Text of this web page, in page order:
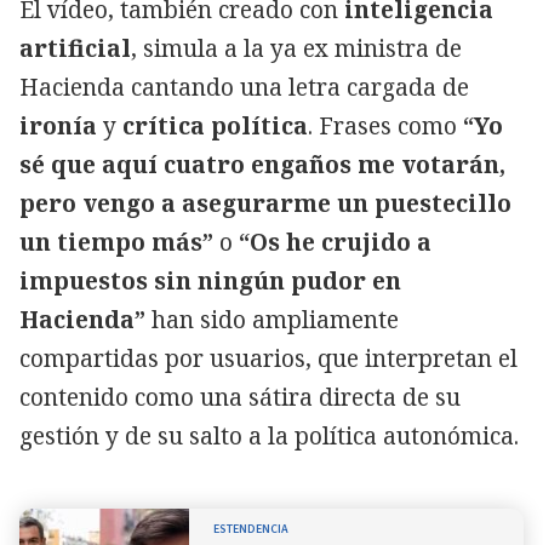
El vídeo, también creado con inteligencia
artificial, simula a la ya ex ministra de
Hacienda cantando una letra cargada de
ironía y crítica política. Frases como “Yo
sé que aquí cuatro engaños me votarán,
pero vengo a asegurarme un puestecillo
un tiempo más” o “Os he crujido a
impuestos sin ningún pudor en
Hacienda” han sido ampliamente
compartidas por usuarios, que interpretan el
contenido como una sátira directa de su
gestión y de su salto a la política autonómica.
ESTENDENCIA